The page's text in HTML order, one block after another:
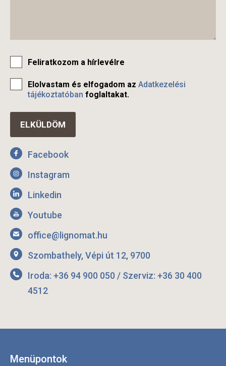
Feliratkozom a hírlevélre
Elolvastam és elfogadom az Adatkezelési
tájékoztatóban foglaltakat.
Facebook
Instagram
Linkedin
Youtube
office@lignomat.hu
Szombathely, Vépi út 12, 9700
Iroda: +36 94 900 050 / Szerviz: +36 30 400
4512
Menüpontok